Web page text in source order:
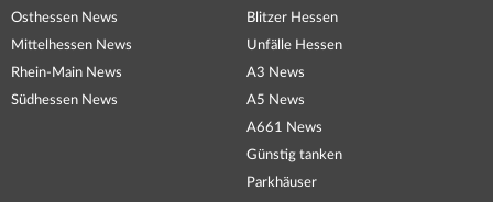
Osthessen News
Mittelhessen News
Rhein-Main News
Südhessen News
Blitzer Hessen
Unfälle Hessen
A3 News
A5 News
A661 News
Günstig tanken
Parkhäuser